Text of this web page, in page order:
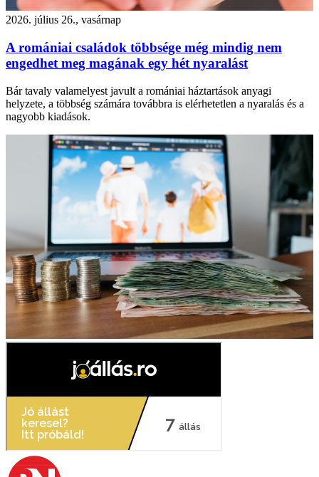
2026. július 26., vasárnap
A romániai családok többsége még mindig nem
engedhet meg magának egy hét nyaralást
Bár tavaly valamelyest javult a romániai háztartások anyagi
helyzete, a többség számára továbbra is elérhetetlen a nyaralás és a
nagyobb kiadások.